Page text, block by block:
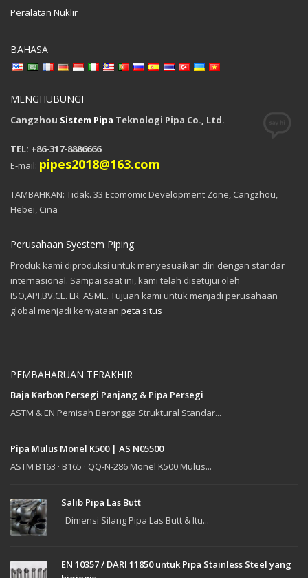
Peralatan Nuklir
BAHASA
MENGHUBUNGI
Cangzhou Sistem Pipa Teknologi Pipa Co., Ltd.
TEL: +86-317-8886666
E-mail: pipes2018@163.com
TAMBAHKAN: Tidak. 33 Ecomomic Development Zone, Cangzhou,
Hebei, Cina
Perusahaan Syestem Piping
Produk kami diproduksi untuk menyesuaikan diri dengan standar
internasional. Sampai saat ini, kami telah disetujui oleh
ISO,API,BV,CE. LR. ASME. Tujuan kami untuk menjadi perusahaan
global menjadi kenyataan.peta situs
PEMBAHARUAN TERAKHIR
Baja Karbon Persegi Panjang & Pipa Persegi
ASTM & EN Pemisah Berongga Struktural Standar...
Pipa Mulus Monel K500 | AS N05500
ASTM B163 · B165 · QQ-N-286 Monel K500 Mulus...
Salib Pipa Las Butt
Dimensi Silang Pipa Las Butt & Itu...
EN 10357 / DARI 11850 untuk Pipa Stainless Steel yang